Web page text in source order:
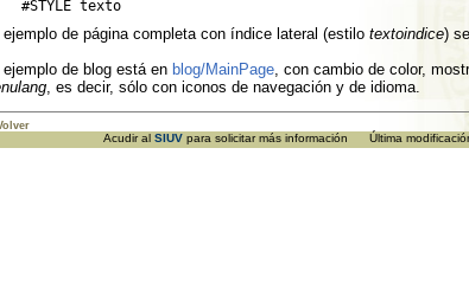
     #STYLE texto
ejemplo de página completa con índice lateral (estilo textoindice)
ejemplo de blog está en blog/MainPage, con cambio de color,
, es decir, sólo con iconos de navegación y de idioma.
Acudir al SIUVpara solicitar más información Última